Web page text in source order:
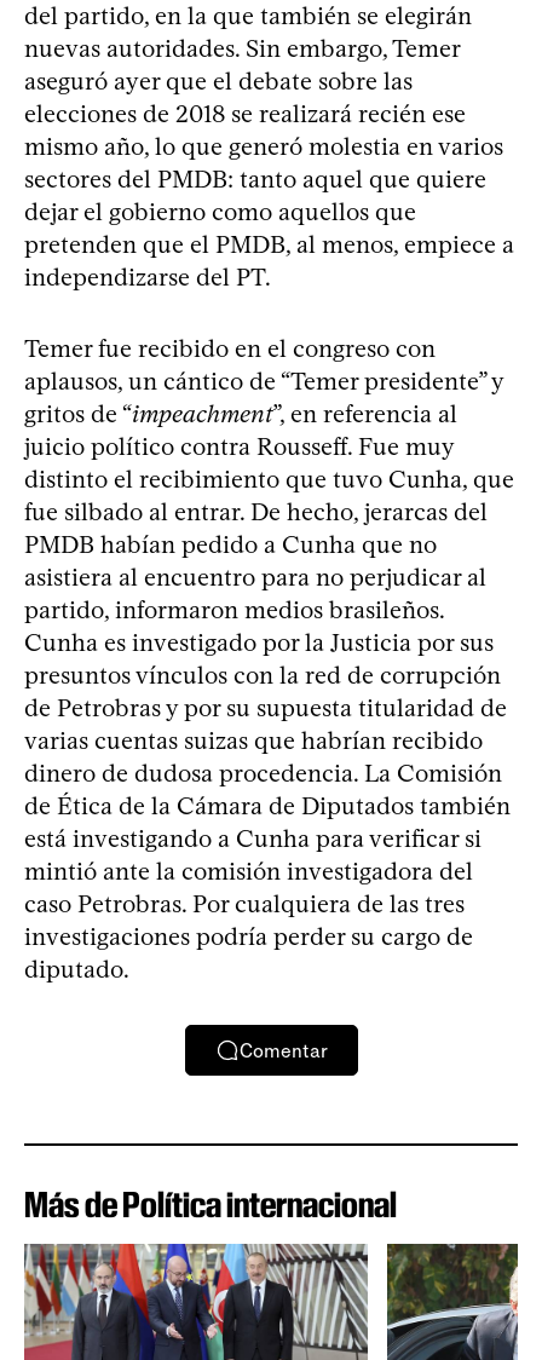
del partido, en la que también se elegirán
nuevas autoridades. Sin embargo, Temer
aseguró ayer que el debate sobre las
elecciones de 2018 se realizará recién ese
mismo año, lo que generó molestia en varios
sectores del PMDB: tanto aquel que quiere
dejar el gobierno como aquellos que
pretenden que el PMDB, al menos, empiece a
independizarse del PT.
Temer fue recibido en el congreso con
aplausos, un cántico de “Temer presidente” y
gritos de “impeachment”, en referencia al
juicio político contra Rousseff. Fue muy
distinto el recibimiento que tuvo Cunha, que
fue silbado al entrar. De hecho, jerarcas del
PMDB habían pedido a Cunha que no
asistiera al encuentro para no perjudicar al
partido, informaron medios brasileños.
Cunha es investigado por la Justicia por sus
presuntos vínculos con la red de corrupción
de Petrobras y por su supuesta titularidad de
varias cuentas suizas que habrían recibido
dinero de dudosa procedencia. La Comisión
de Ética de la Cámara de Diputados también
está investigando a Cunha para verificar si
mintió ante la comisión investigadora del
caso Petrobras. Por cualquiera de las tres
investigaciones podría perder su cargo de
diputado.
Comentar
Más de Política internacional